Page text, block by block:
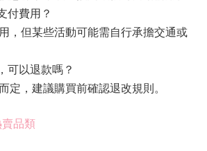
付費用？
，但某些活動可能需自行承擔交通或
可以退款嗎？
定，建議購買前確認退改規則。
賣品類